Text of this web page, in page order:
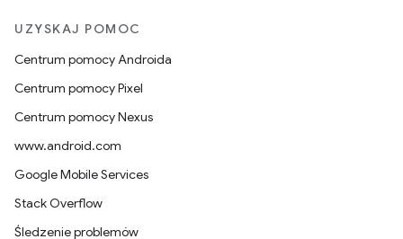
UZYSKAJ POMOC
Centrum pomocy Androida
Centrum pomocy Pixel
Centrum pomocy Nexus
www.android.com
Google Mobile Services
Stack Overflow
Śledzenie problemów